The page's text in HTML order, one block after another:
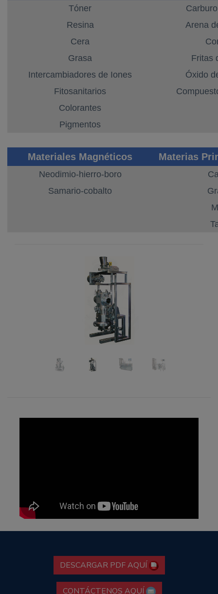
Tóner
Resina
Arena
Cera
Grasa
Fritas
Intercambiadores de Iones
Óxido
Fitosanitarios
Colorantes
Pigmentos
Materiales Magnéticos Materias
Neodimio-hierro-boro
Samario-cobalto
DESCARGAR PDF AQUÍ
CONTÁCTENOS AQUÍ